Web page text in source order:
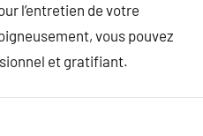
l’entretien de votre
vous pouvez
et gratifiant.